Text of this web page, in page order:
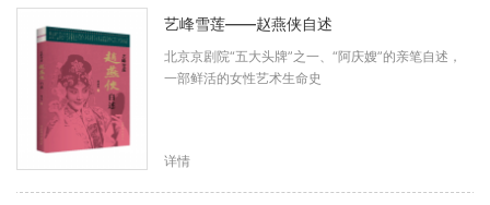
艺峰雪莲——赵燕侠自述
北京京剧院“五大头牌”之一、“阿庆嫂”的亲笔自述，
一部鲜活的女性艺术生命史
详情